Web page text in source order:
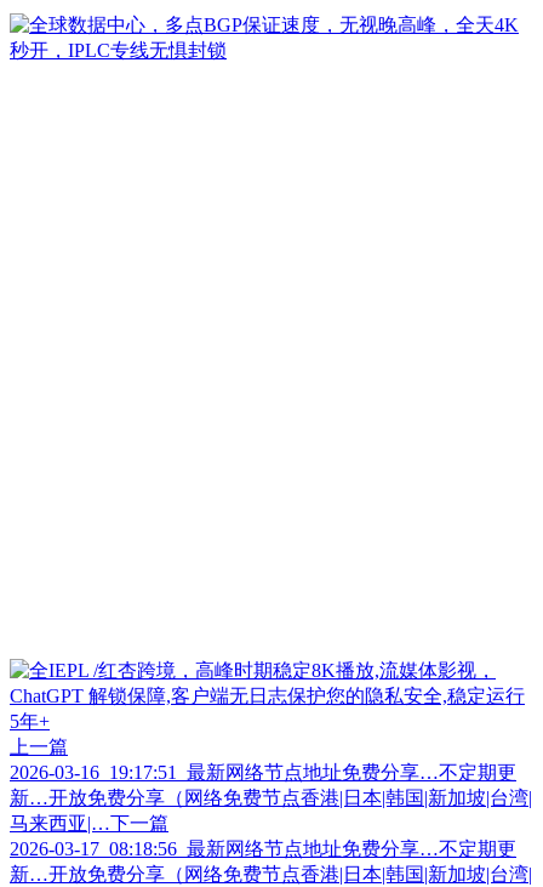
上一篇
2026-03-16_19:17:51_最新网络节点地址免费分享…不定期更
新…开放免费分享（网络免费节点香港|日本|韩国|新加坡|台湾|
马来西亚|… 下一篇
2026-03-17_08:18:56_最新网络节点地址免费分享…不定期更
新…开放免费分享（网络免费节点香港|日本|韩国|新加坡|台湾|